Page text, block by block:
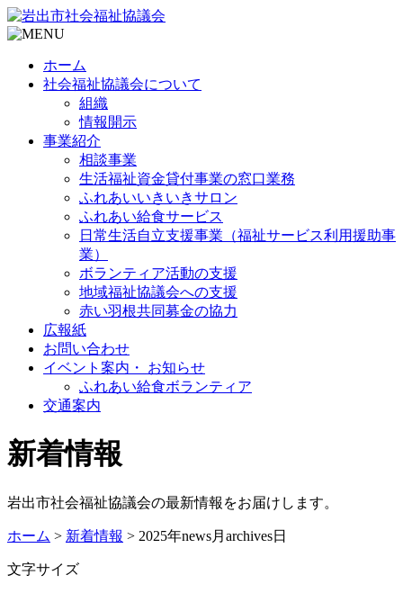
ホーム
社会福祉協議会について
組織
情報開示
事業紹介
相談事業
生活福祉資金貸付事業の窓口業務
ふれあいいきいきサロン
ふれあい給食サービス
日常生活自立支援事業（福祉サービス利用援助事
業）
ボランティア活動の支援
地域福祉協議会への支援
赤い羽根共同募金の協力
広報紙
お問い合わせ
イベント案内・ お知らせ
ふれあい給食ボランティア
交通案内
新着情報
岩出市社会福祉協議会の最新情報をお届けします。
ホーム > 新着情報 > 2025年news月archives日
文字サイズ